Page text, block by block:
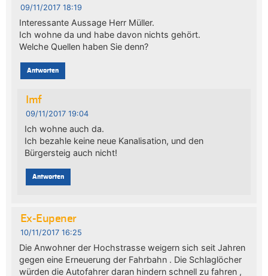
09/11/2017 18:19
Interessante Aussage Herr Müller.
Ich wohne da und habe davon nichts gehört.
Welche Quellen haben Sie denn?
Antworten
Imf
09/11/2017 19:04
Ich wohne auch da.
Ich bezahle keine neue Kanalisation, und den
Bürgersteig auch nicht!
Antworten
Ex-Eupener
10/11/2017 16:25
Die Anwohner der Hochstrasse weigern sich seit Jahren
gegen eine Erneuerung der Fahrbahn . Die Schlaglöcher
würden die Autofahrer daran hindern schnell zu fahren ,